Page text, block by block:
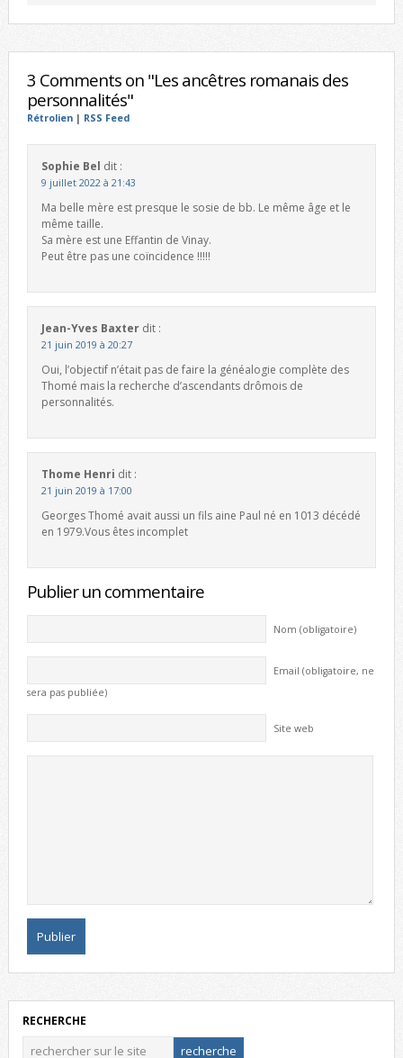
3 Comments on "Les ancêtres romanais des
personnalités"
Rétrolien| RSS Feed
Sophie Bel dit :
9 juillet 2022 à 21:43
Ma belle mère est presque le sosie de bb. Le même âge et le
même taille.
Sa mère est une Effantin de Vinay.
Peut être pas une coïncidence !!!!!
Jean-Yves Baxter dit :
21 juin 2019 à 20:27
Oui, l’objectif n’était pas de faire la généalogie complète des
Thomé mais la recherche d’ascendants drômois de
personnalités.
Thome Henri dit :
21 juin 2019 à 17:00
Georges Thomé avait aussi un fils aine Paul né en 1013 décédé
en 1979.Vous êtes incomplet
Publier un commentaire
Nom (obligatoire)
Email (obligatoire, ne
sera pas publiée)
Site web
RECHERCHE